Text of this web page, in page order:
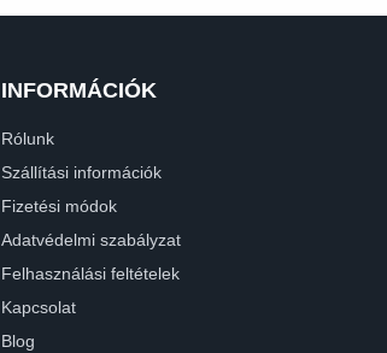
INFORMÁCIÓK
Rólunk
Szállítási információk
Fizetési módok
Adatvédelmi szabályzat
Felhasználási feltételek
Kapcsolat
Blog